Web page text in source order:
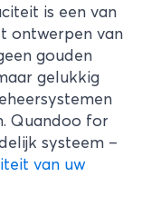
is een van
ontwerpen van
gouden
gelukkig
Quandoo for
systeem –
van uw